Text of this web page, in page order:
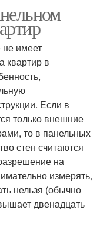
имеет
квартир в
Если в
только внешние
то в панельных
стен считаются
на
измерять,
нельзя (обычно
двенадцать